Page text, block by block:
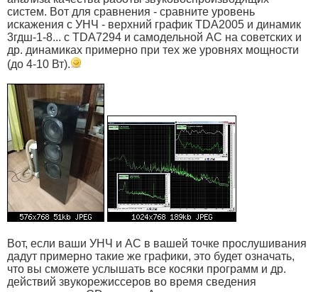
систем. Вот для сравнения - сравните уровень
искажения с УНЧ - верхний график TDA2005 и динамик
3гдш-1-8... с TDA7294 и самодельной АС на советских и
др. динамиках примерно при тех же уровнях мощности
(до 4-10 Вт).
Вот, если ваши УНЧ и АС в вашей точке прослушивания
дадут примерно такие же графики, это будет означать,
что вы сможете услышать все косяки программ и др.
действий звукорежиссеров во время сведения